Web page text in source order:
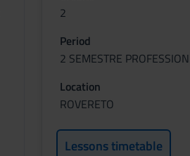
2
Period
2 SEMESTRE
Location
ROVERETO
Lessons timetable